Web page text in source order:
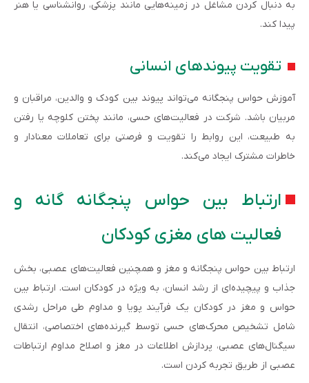
به دنبال کردن مشاغل در زمینه‌هایی مانند پزشکی، روانشناسی یا هنر
پیدا کند.
تقویت پیوندهای انسانی
آموزش حواس پنجگانه می‌تواند پیوند بین کودک و والدین، مراقبان و
مربیان باشد. شرکت در فعالیت‌های حسی، مانند پختن کلوچه یا رفتن
به طبیعت، این روابط را تقویت و فرصتی برای تعاملات معنادار و
خاطرات مشترک ایجاد می‌کند.
ارتباط بین حواس پنجگانه گانه و
فعالیت های مغزی کودکان
ارتباط بین حواس پنجگانه و مغز و همچنین فعالیت‌های عصبی، بخش
جذاب و پیچیده‌ای از رشد انسان، به ویژه در کودکان است. ارتباط بین
حواس و مغز در کودکان یک فرآیند پویا و مداوم طی مراحل رشدی
شامل تشخیص محرک‌های حسی توسط گیرنده‌های اختصاصی، انتقال
سیگنال‌های عصبی، پردازش اطلاعات در مغز و اصلاح مداوم ارتباطات
عصبی از طریق تجربه کردن است.